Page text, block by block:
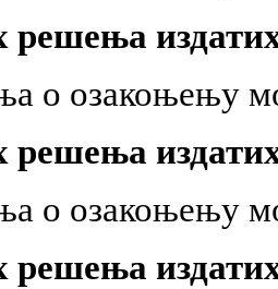
решења
о озакоњењу
решења
о озакоњењу
решења